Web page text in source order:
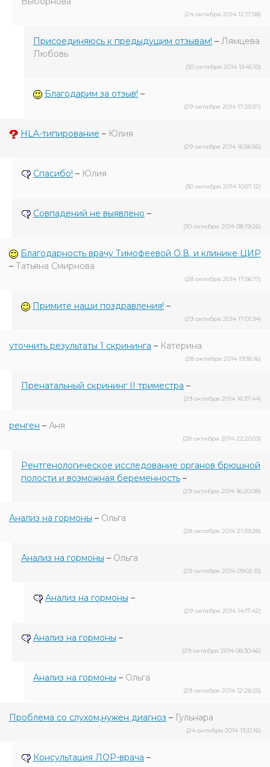
(24 октября 2014 12:17:58)
Присоединяюсь к предыдущим отзывам! – Лямцева
Любовь
(30 октября 2014 13:45:10)
Благодарим за отзыв! –
(29 октября 2014 17:25:57)
HLA-типирование – Юлия
(29 октября 2014 16:56:56)
Спасибо! – Юлия
(30 октября 2014 10:57:12)
Совпадений не выявлено –
(30 октября 2014 08:19:26)
Благодарность врачу Тимофеевой О.В. и клинике ЦИР
– Татьяна Смирнова
(28 октября 2014 17:56:17)
Примите наши поздравления! –
(29 октября 2014 17:01:34)
уточнить результаты 1 скрининга – Катерина
(28 октября 2014 19:18:16)
Пренатальный скрининг II триместра –
(29 октября 2014 16:37:44)
ренген – Аня
(28 октября 2014 22:20:53)
Рентгенологическое исследование органов брюшной
полости и возможная беременность –
(29 октября 2014 16:20:08)
Анализ на гормоны – Ольга
(28 октября 2014 21:39:28)
Анализ на гормоны – Ольга
(29 октября 2014 09:02:15)
Анализ на гормоны –
(29 октября 2014 14:17:42)
Анализ на гормоны –
(29 октября 2014 08:30:46)
Анализ на гормоны – Ольга
(29 октября 2014 12:28:25)
Проблема со слухом,нужен диагноз – Гульнара
(24 октября 2014 13:31:16)
Консультация ЛОР-врача –